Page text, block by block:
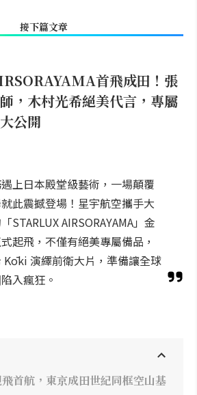
接下篇文章
首飛成田！張
，木村光希絕美代言，專屬
公開
上日本殿堂級藝術，一場顛覆
此震撼登場！星宇航空攜手大
STARLUX AIRSORAYAMA」金
起飛，不僅有絕美專屬備品，
Kōki 演繹前衛大片，準備讓全球
入瘋狂。
首航，東京成田世紀同框空山基